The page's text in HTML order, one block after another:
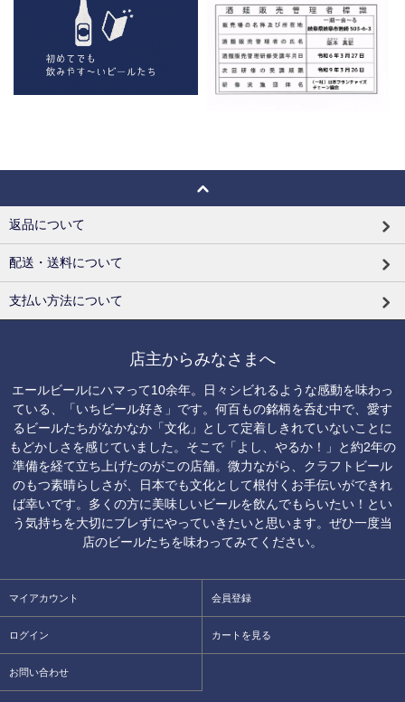
返品について
配送・送料について
支払い方法について
店主からみなさまへ
エールビールにハマって10余年。日々シビれるような感動を味わっ
ている、「いちビール好き」です。何百もの銘柄を呑む中で、愛す
るビールたちがなかなか「文化」として定着しきれていないことに
もどかしさを感じていました。そこで「よし、やるか！」と約2年の
準備を経て立ち上げたのがこの店舗。微力ながら、クラフトビール
のもつ素晴らしさが、日本でも文化として根付くお手伝いができれ
ば幸いです。多くの方に美味しいビールを飲んでもらいたい！とい
う気持ちを大切にブレずにやっていきたいと思います。ぜひ一度当
店のビールたちを味わってみてください。
マイアカウント 会員登録
ログイン カートを見る
お問い合わせ